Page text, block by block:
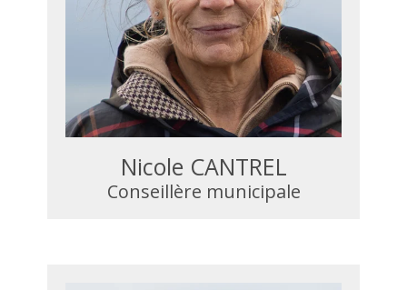
Nicole CANTREL
Conseillère municipale